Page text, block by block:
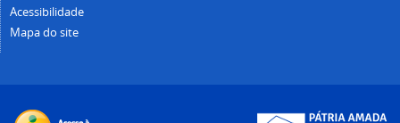
Acessibilidade
Mapa do site